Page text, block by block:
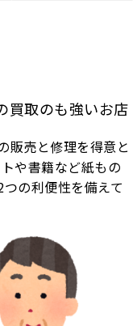
買取のも強いお店
販売と修理を得意と
や書籍など紙もの
の利便性を備えて